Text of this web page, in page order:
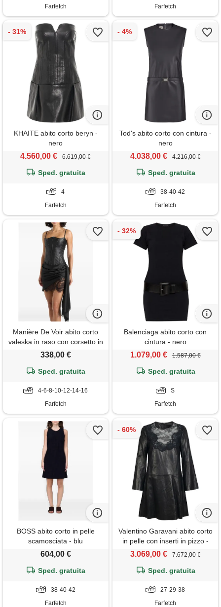
Farfetch Farfetch
KHAITE abito corto beryn -
nero
4.560,00 € 6.619,00 €
Sped. gratuita
4
Farfetch
Tod's abito corto con cintura -
nero
4.038,00 € 4.216,00 €
Sped. gratuita
38-40-42
Farfetch
Manière De Voir abito corto
valeska in raso con corsetto in
pelle nera e inserto in pizzo -
338,00 €
Sped. gratuita
4-6-8-10-12-14-16
Farfetch
Balenciaga abito corto con
cintura - nero
1.079,00 € 1.587,00 €
Sped. gratuita
S
Farfetch
BOSS abito corto in pelle
scamosciata - blu
604,00 €
Sped. gratuita
38-40-42
Farfetch
Valentino Garavani abito corto
in pelle con inserti in pizzo -
nero
3.069,00 € 7.672,00 €
Sped. gratuita
27-29-38
Farfetch